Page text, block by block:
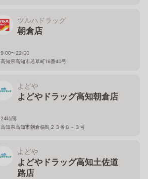
ツルハドラッグ
朝倉店
9:00〜22:00
高知県高知市若草町16番40号
よどや
よどやドラッグ高知朝倉店
24時間
高知県高知市朝倉横町２３番８－３号
よどや
よどやドラッグ高知土佐道
路店